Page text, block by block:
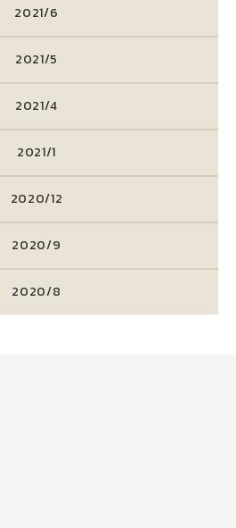
2021/6
2021/5
2021/4
2021/1
2020/12
2020/9
2020/8